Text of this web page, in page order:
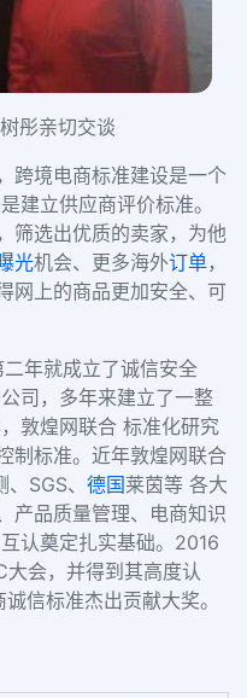
彤亲切交谈
跨境电商标准建设是一个
建立供应商评价标准。
筛选出优质的卖家，为他
光机会、更多海外订单，
网上的商品更加安全、可
年就成立了诚信安全
司，多年来建立了一整
敦煌网联合 标准化研究
制标准。近年敦煌网联合
SGS、 德国莱茵等 各大
产品质量管理、电商知识
认奠定扎实基础。2016
会，并得到其高度认
信标准杰出贡献大奖。